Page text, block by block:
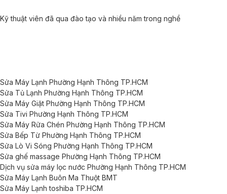
Kỹ thuật viên đã qua đào tạo và nhiều năm trong nghề
Sửa Máy Lạnh Phường Hạnh Thông TP.HCM
Sửa Tủ Lạnh Phường Hạnh Thông TP.HCM
Sửa Máy Giặt Phường Hạnh Thông TP.HCM
Sửa Tivi Phường Hạnh Thông TP.HCM
Sửa Máy Rửa Chén Phường Hạnh Thông TP.HCM
Sửa Bếp Từ Phường Hạnh Thông TP.HCM
Sửa Lò Vi Sóng Phường Hạnh Thông TP.HCM
Sửa ghế massage Phường Hạnh Thông TP.HCM
Dịch vụ sửa máy lọc nước Phường Hạnh Thông TP.HCM
Sửa Máy Lạnh Buôn Ma Thuột BMT
Sửa Máy Lạnh toshiba TP.HCM